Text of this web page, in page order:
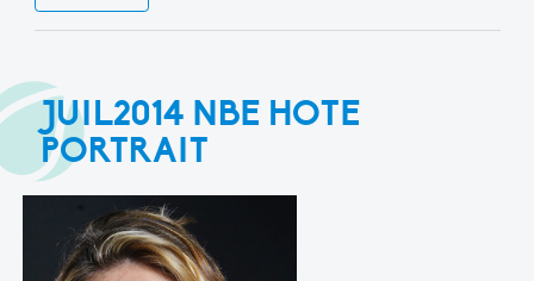
JUIL2014 NBE HOTE
PORTRAIT